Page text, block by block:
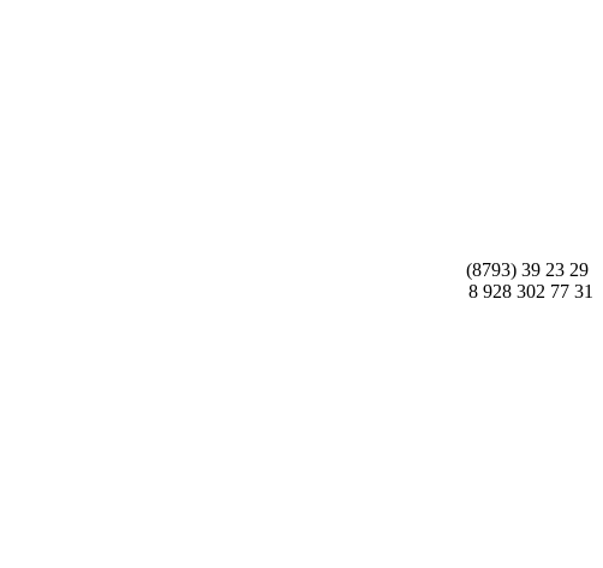
(8793) 39 23 29
8 928 302 77 31